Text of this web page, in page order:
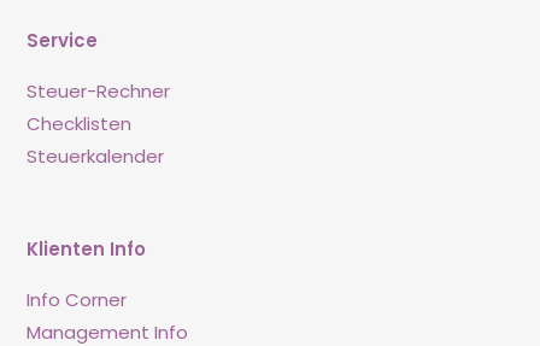
Service
Steuer-Rechner
Checklisten
Steuerkalender
Klienten Info
Info Corner
Management Info